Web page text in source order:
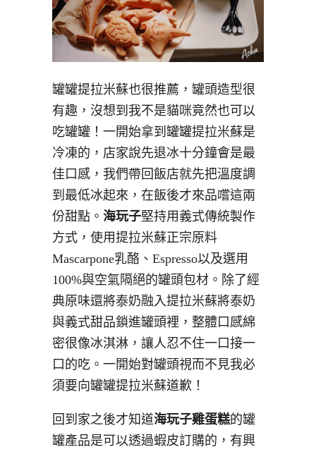
罐罐提拉米蘇也很推薦，罐頭造型很
有趣，沒想到我不是貓咪竟然也可以
吃罐罐！一開始拿到罐罐提拉米蘇是
冷凍的，店家說先退冰十分鐘會是最
佳口感，我們帶回飯店就先把溫度調
到最低冰起來，在飯後才來品嚐這兩
份甜點。 海玩子堅持用義式傳統製作
方式，使用提拉米蘇正宗原料
Mascarpone乳酪、Espresso以及選用
100%與空氣隔絕的罐頭包材。除了經
典原味還將泰奶融入提拉米蘇將泰奶
與義式甜品鎖進罐頭裡，整體口感綿
密很像冰淇淋，讓人忍不住一口接一
口的吃。一開始對罐頭視而不見我必
須要向罐罐提拉米蘇道歉！
回到家之後才知道海玩子雞蛋糕的罐
罐產品是可以透過蝦皮訂購的，有興